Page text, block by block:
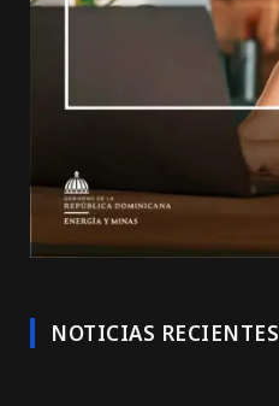
NOTICIAS RECIENTES